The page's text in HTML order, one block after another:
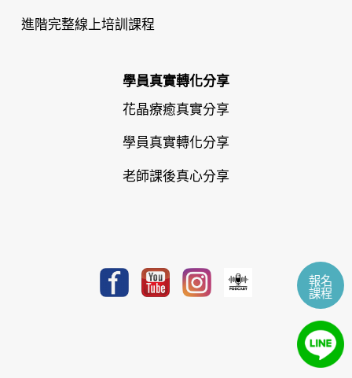
進階完整線上培訓課程
學員真實轉化分享
花晶療癒真實分享
學員真實轉化分享
老師課後真心分享
報名
課程